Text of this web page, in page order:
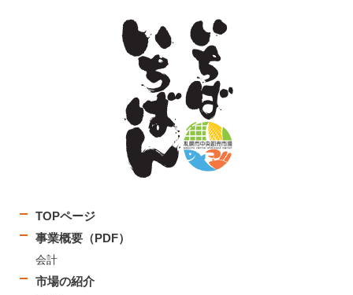
TOPページ
事業概要（PDF）
会計
市場の紹介